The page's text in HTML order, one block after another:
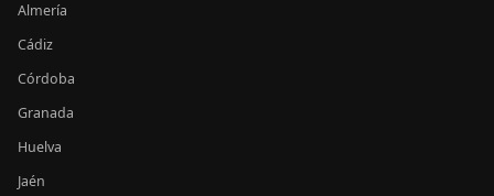
Almería
Cádiz
Córdoba
Granada
Huelva
Jaén